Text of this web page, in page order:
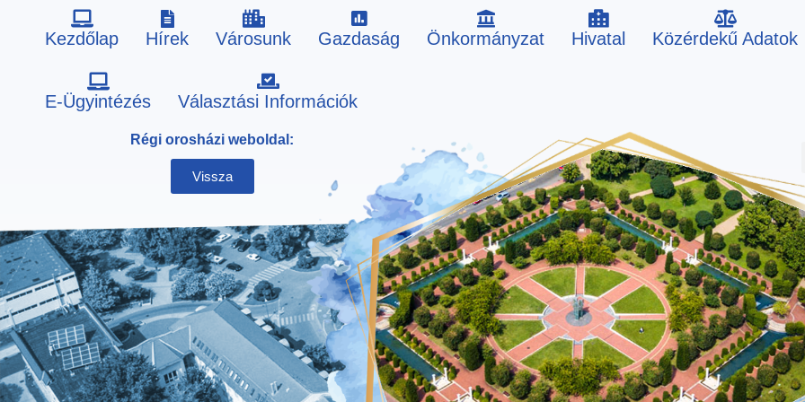
Kezdőlap Hírek Városunk Gazdaság Önkormányzat Hivatal Közérdekű Adatok
E-Ügyintézés Választási Információk
Régi orosházi weboldal:
Vissza